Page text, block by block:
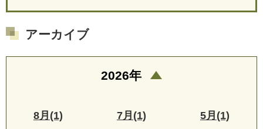
アーカイブ
2026年
8月(1) 7月(1) 5月(1)